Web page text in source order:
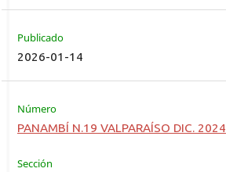
Publicado
2026-01-14
Número
PANAMBÍ N.19 VALPARAÍSO DIC. 2024
Sección